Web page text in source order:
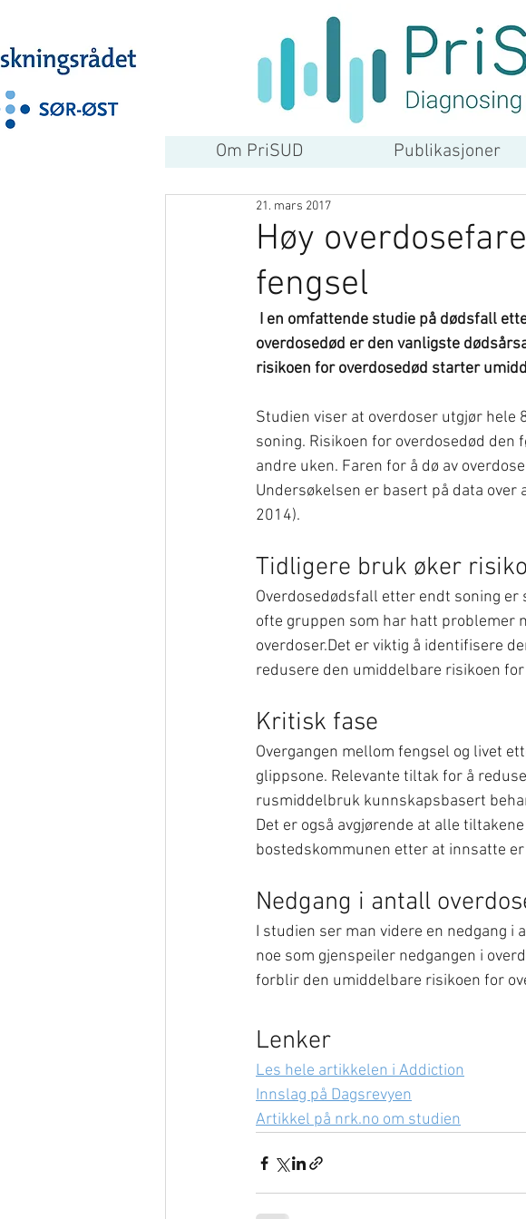
Om PriSUD Publikasjoner
Høy
fengsel
21. mars 2017
overdosedød er den vanligste
risikoen for overdosedød starter
Studien viser at overdoser utgjør hele
soning. Risikoen for overdosedød
andre uken. Faren for å dø av
Undersøkelsen er basert på data
2014).
Tidligere bruk øker risiko
Overdosedødsfall etter endt soning
ofte gruppen som har hatt problemer
overdoser.Det er viktig å identifisere
redusere den umiddelbare risikoen
Kritisk fase
Overgangen mellom fengsel og livet
glippsone. Relevante tiltak for å
rusmiddelbruk kunnskapsbasert
Det er også avgjørende at alle
bostedskommunen etter at innsatte
Nedgang i antall
I studien ser man videre en nedgang
noe som gjenspeiler nedgangen i
forblir den umiddelbare risikoen for
Lenker
Les hele artikkelen i Addiction
Innslag på Dagsrevyen
Artikkel på nrk.no om studien